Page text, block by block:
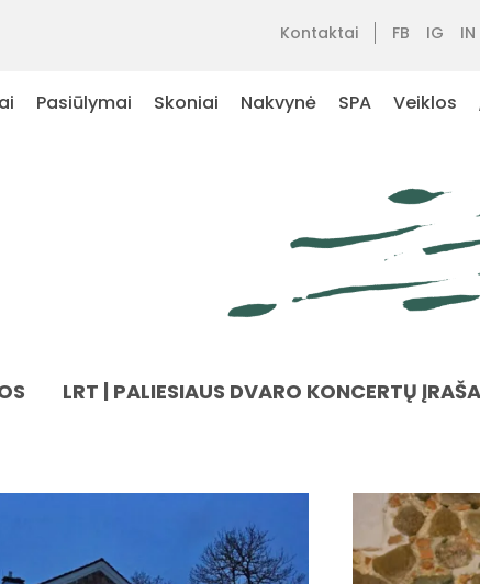
Kontaktai FB IG IN
Pasiūlymai Skoniai Nakvynė SPA Veiklos
LRT | PALIESIAUS DVARO KONCERTŲ